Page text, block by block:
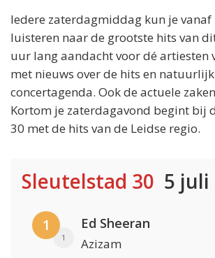
Iedere zaterdagmiddag kun je
luisteren naar de grootste hits van
uur lang aandacht voor dé artiesten
met nieuws over de hits en natuurlijk
concertagenda. Ook de actuele
Kortom je zaterdagavond begint bij
30 met de hits van de Leidse regio.
Sleutelstad 30 5 juli
1
1
Ed Sheeran
Azizam